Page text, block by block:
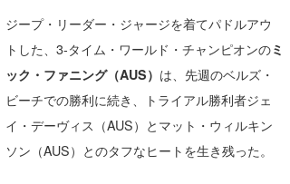
ジープ・リーダー・ジャージを着てパドルアウ
トした、3-タイム・ワールド・チャンピオンのミ
ック・ファニング（AUS） は、先週のベルズ・
ビーチでの勝利に続き、トライアル勝利者ジェ
イ・デーヴィス（AUS）とマット・ウィルキン
ソン（AUS）とのタフなヒートを生き残った。